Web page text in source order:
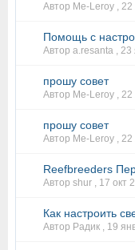
Автор Me-Leroy , 22
Помощь с
Автор a.resanta , 23
прошу совет
Автор Me-Leroy , 22
прошу совет
Автор Me-Leroy , 22
Reefbreeders
Автор shur , 17 окт
Как настроить
Автор Радик , 19